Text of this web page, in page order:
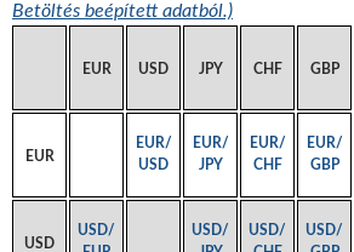
Betöltés beépített adatból.)
EUR USD JPY CHF GBP
EUR
EUR/
USD
EUR/
JPY
EUR/
CHF
EUR/
GBP
USD
USD/
USD/
USD/
USD/